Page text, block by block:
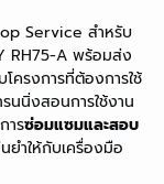
Service สำหรับ
RH75-A พร้อมส่ง
โครงการที่ต้องการใช้
นนิ่งสอนการใช้งาน
ารซ่อมแซมและสอบ
ยำให้กับเครื่องมือ